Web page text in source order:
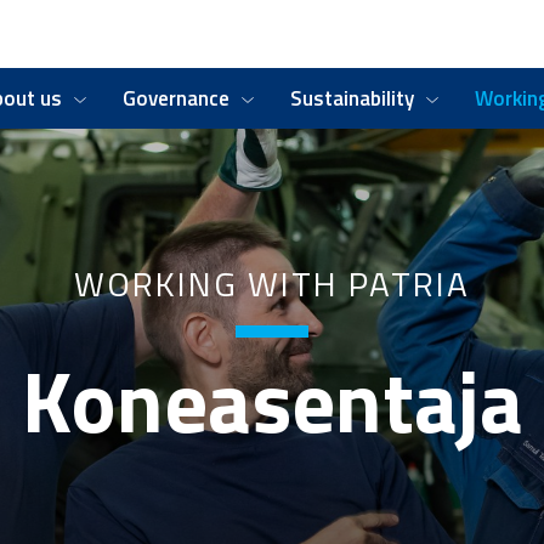
us Governance Sustainability
WORKING WITH PATRIA
Koneasentaja